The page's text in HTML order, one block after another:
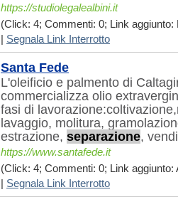
https://studiolegalealbini.it
(Click: 4; Commenti: 0; Link aggiunto:
Segnala Link Interrotto
Santa Fede
L'oleificio e palmento di
commercializza olio
fasi di
lavaggio, molitura,
estrazione, separazione,
https://www.santafede.it
(Click: 4; Commenti: 0; Link aggiunto:
Segnala Link Interrotto